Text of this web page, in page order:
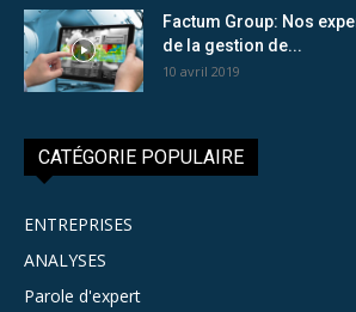
Factum Group: Nos
de la gestion de...
10 avril 2019
CATÉGORIE POPULAIRE
ENTREPRISES
ANALYSES
Parole d'expert